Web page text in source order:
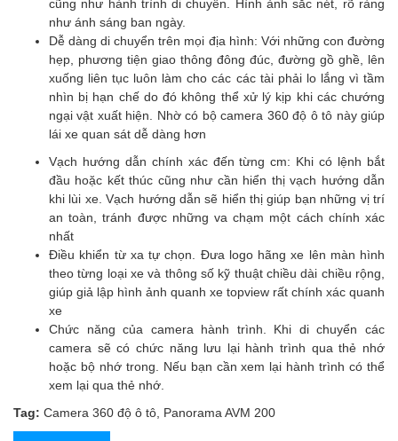
cũng như hành trình di chuyển. Hình ảnh sắc nét, rõ ràng
như ánh sáng ban ngày.
Dễ dàng di chuyển trên mọi địa hình: Với những con đường
hẹp, phương tiện giao thông đông đúc, đường gồ ghề, lên
xuống liên tục luôn làm cho các các tài phải lo lắng vì tầm
nhìn bị hạn chế do đó không thể xử lý kịp khi các chướng
ngại vật xuất hiện. Nhờ có bộcamera 360 độ ô tô này giúp
lái xe quan sát dễ dàng hơn
Vạch hướng dẫn chính xác đến từng cm: Khi có lệnh bắt
đầu hoặc kết thúc cũng như cần hiển thị vạch hướng dẫn
khi lùi xe. Vạch hướng dẫn sẽ hiển thị giúp bạn những vị trí
an toàn, tránh được những va chạm một cách chính xác
nhất
Điều khiển từ xa tự chọn. Đưa logo hãng xe lên màn hình
theo từng loại xe và thông số kỹ thuật chiều dài chiều rộng,
giúp giả lập hình ảnh quanh xe topview rất chính xác quanh
xe
Chức năng của camera hành trình. Khi di chuyển các
camera sẽ có chức năng lưu lại hành trình qua thẻ nhớ
hoặc bộ nhớ trong. Nếu bạn cần xem lại hành trình có thể
xem lại qua thẻ nhớ.
Tag: Camera 360 độ ô tô Panorama AVM 200